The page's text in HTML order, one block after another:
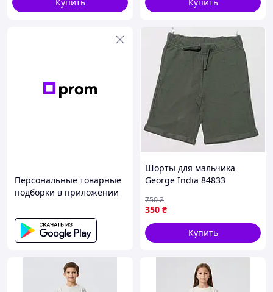
Персональные товарные
подборки в приложении
Шорты для мальчика
George India 84833
350 ₴
750₴
Купить